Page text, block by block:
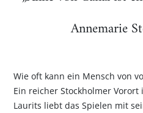
Annemarie
Wie oft kann ein Mensch von
Ein reicher Stockholmer
Laurits liebt das Spielen mit